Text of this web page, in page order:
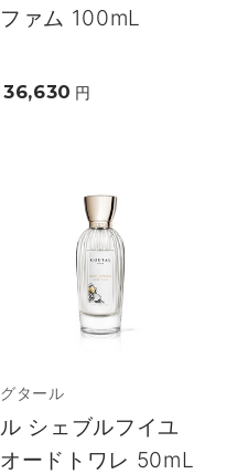
ファム 100mL
36,630 円
グタール
ル シェブルフイユ
オードトワレ 50mL